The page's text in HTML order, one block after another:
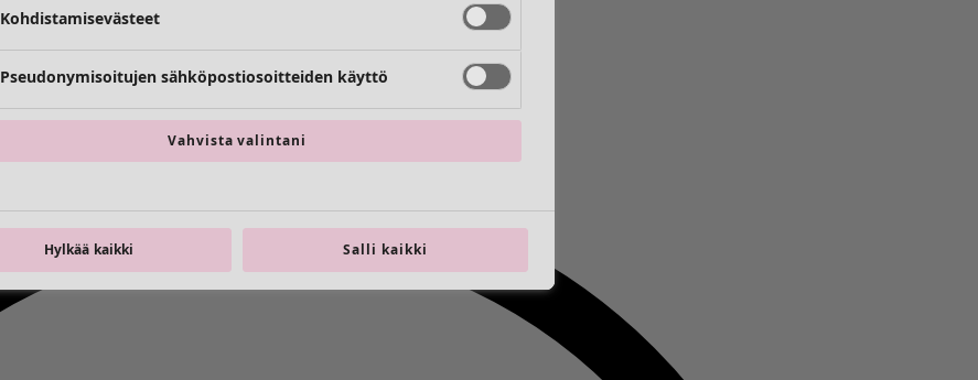
Kohdistamisevästeet
Pseudonymisoitujen sähköpostiosoitteiden käyttö
Vahvista valintani
Hylkää kaikki Salli kaikki